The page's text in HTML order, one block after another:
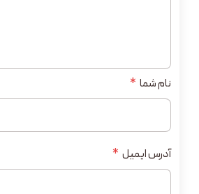
نام شما *
آدرس ایمیل *